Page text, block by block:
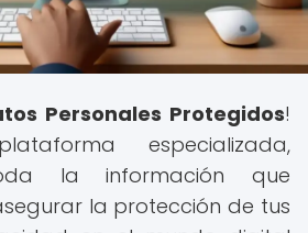
Personales Protegidos!
especializada,
la información que
la protección de tus